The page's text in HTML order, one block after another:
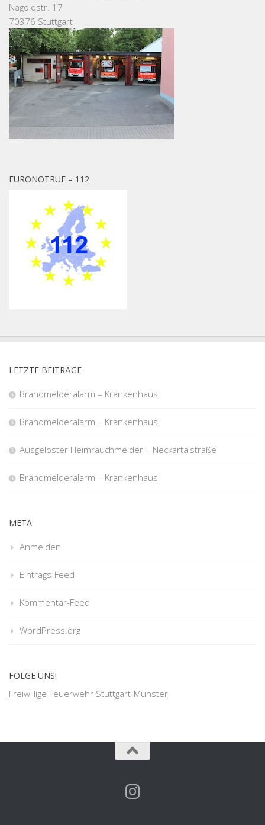
Nagoldstr. 17
70376 Stuttgart
EURONOTRUF – 112
LETZTE BEITRÄGE
Brandmelderalarm – Krankenhaus
Brandmelderalarm – Krankenhaus
Ausgelöster Heimrauchmelder – Neckartalstraße
Brandmelderalarm – Krankenhaus
META
Anmelden
Eintrags-Feed
Kommentar-Feed
WordPress.org
FOLGE UNS!
Freiwillige Feuerwehr Stuttgart-Münster